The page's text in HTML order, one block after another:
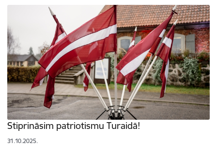
Stiprināsim patriotismu Turaidā!
31.10.2025.